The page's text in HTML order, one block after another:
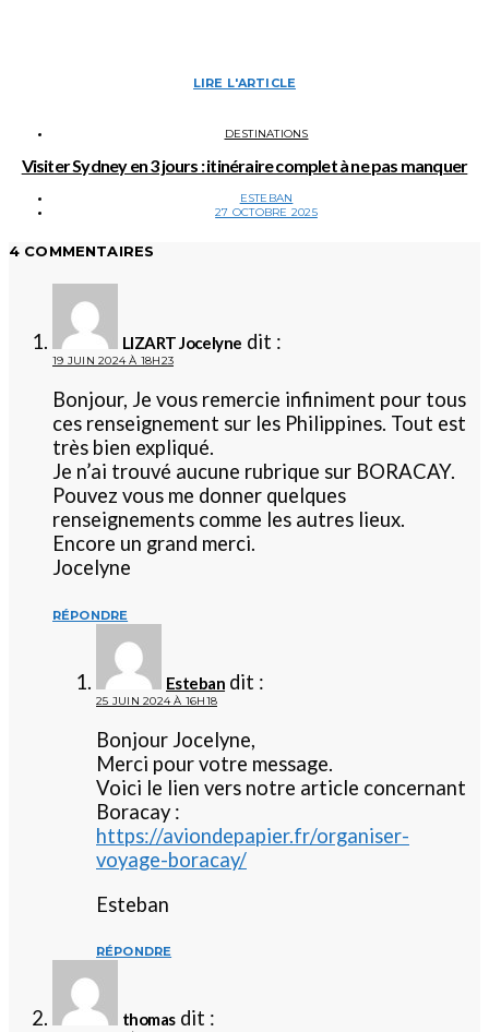
LIRE L'ARTICLE
DESTINATIONS
Visiter Sydney en 3 jours : itinéraire complet à ne pas manquer
ESTEBAN
27 OCTOBRE 2025
4 COMMENTAIRES
LIZART Jocelyne dit :
19 JUIN 2024 À 18H23
Bonjour, Je vous remercie infiniment pour tous
ces renseignement sur les Philippines. Tout est
très bien expliqué.
Je n’ai trouvé aucune rubrique sur BORACAY.
Pouvez vous me donner quelques
renseignements comme les autres lieux.
Encore un grand merci.
Jocelyne
RÉPONDRE
Esteban dit :
25 JUIN 2024 À 16H18
Bonjour Jocelyne,
Merci pour votre message.
Voici le lien vers notre article concernant
Boracay :
https://aviondepapier.fr/organiser-
voyage-boracay/
Esteban
RÉPONDRE
thomas dit :